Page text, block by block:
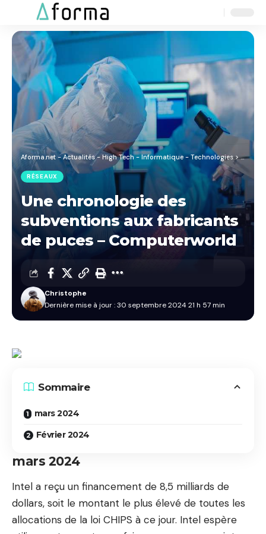
Aforma.net - Actualités - High Tech - Informatique - Technologies>Blog
RÉSEAUX
Une chronologie des
subventions aux fabricants
de puces – Computerworld
Dernière mise à jour : 30 septembre 2024 21 h 57 min
Christophe
Sommaire
mars 2024
Février 2024
mars 2024
Intel a reçu un financement de 8,5 milliards de
dollars, soit le montant le plus élevé de toutes les
allocations de la loi CHIPS à ce jour. Intel espère